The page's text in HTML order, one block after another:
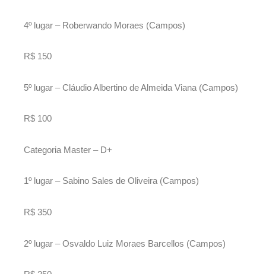
4º lugar – Roberwando Moraes (Campos)
R$ 150
5º lugar – Cláudio Albertino de Almeida Viana (Campos)
R$ 100
Categoria Master – D+
1º lugar – Sabino Sales de Oliveira (Campos)
R$ 350
2º lugar – Osvaldo Luiz Moraes Barcellos (Campos)